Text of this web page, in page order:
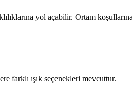
yol açabilir. Ortam
farklı ışık seçenekleri mevcuttur.